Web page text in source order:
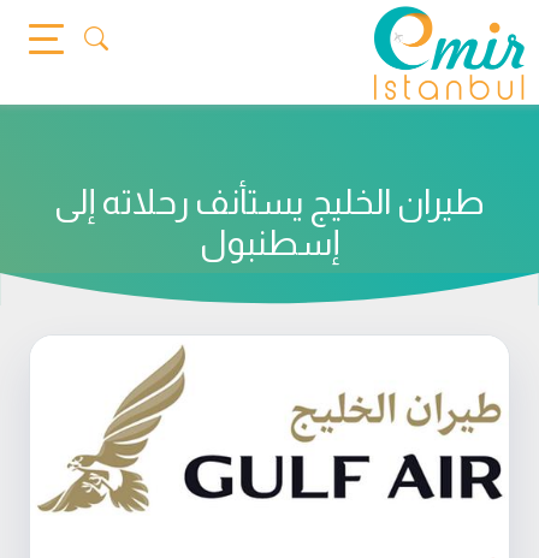
to
content
طيران الخليج يستأنف رحلاته إلى
إسطنبول